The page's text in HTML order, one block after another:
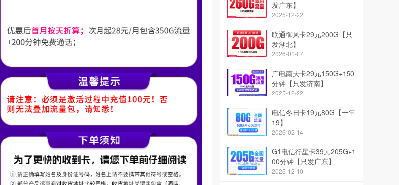
发广东】
2025-12-22
联通御风卡29元200G【只
发湖北】
2026-01-07
广电南天卡29元150G+150
分钟【只发济南】
2025-12-22
电信冬日卡19元80G【一年
19】
2026-02-14
G1电信行星卡39元205G+1
00分钟【只发广东】
2025-12-10